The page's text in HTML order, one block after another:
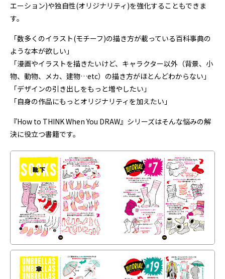
エーション)や独自性(オリジナリティ)を強化することもできま
す。
「数多くのイラスト(モチーフ)の描き方が載っている百科事典の
ような本が欲しい」
「漫画やイラストを描きたいけど、キャラクター以外（背景、小
物、動物、メカ、建物…etc）の描き方がほとんどわからない」
「デザインの引き出しをもっと増やしたい」
「自身の作品にもっとオリジナリティを加えたい」
『How to THINK When You DRAW』シリーズはそんな悩みの解
決に役立つ書籍です。